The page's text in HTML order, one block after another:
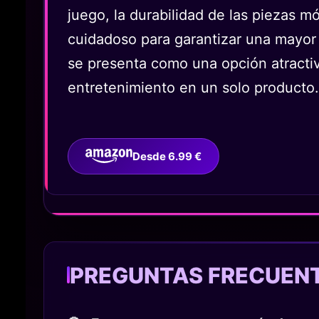
juego, la durabilidad de las piezas
cuidadoso para garantizar una
se presenta como una opción
entretenimiento en un solo producto.
Desde 6.99 €
PREGUNTAS